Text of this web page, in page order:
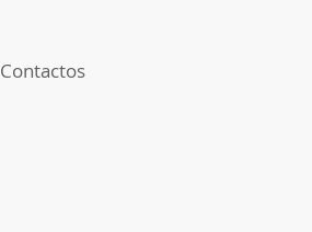
Contactos